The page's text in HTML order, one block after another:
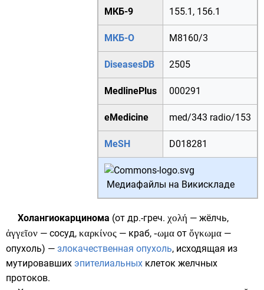
МКБ-9 155.1 , 156.1
МКБ-О M8160/3
DiseasesDB 2505
MedlinePlus 000291
eMedicine med/343 radio/153
MeSH D018281
Медиафайлы на Викискладе
Холангиокарцинома (от др.-греч. χολή — жёлчь,
ἀγγεῖον — сосуд, καρκίνος — краб, -ωμα от ὄγκωμα —
опухоль) — злокачественная опухоль, исходящая из
мутировавших эпителиальных клеток желчных
протоков.